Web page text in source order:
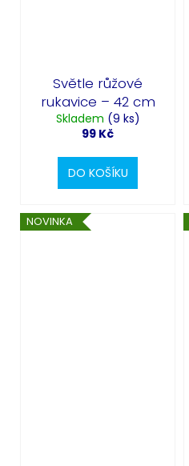
Světle růžové
rukavice – 42 cm
Skladem (9 ks)
99 Kč
DO KOŠÍKU
NOVINKA